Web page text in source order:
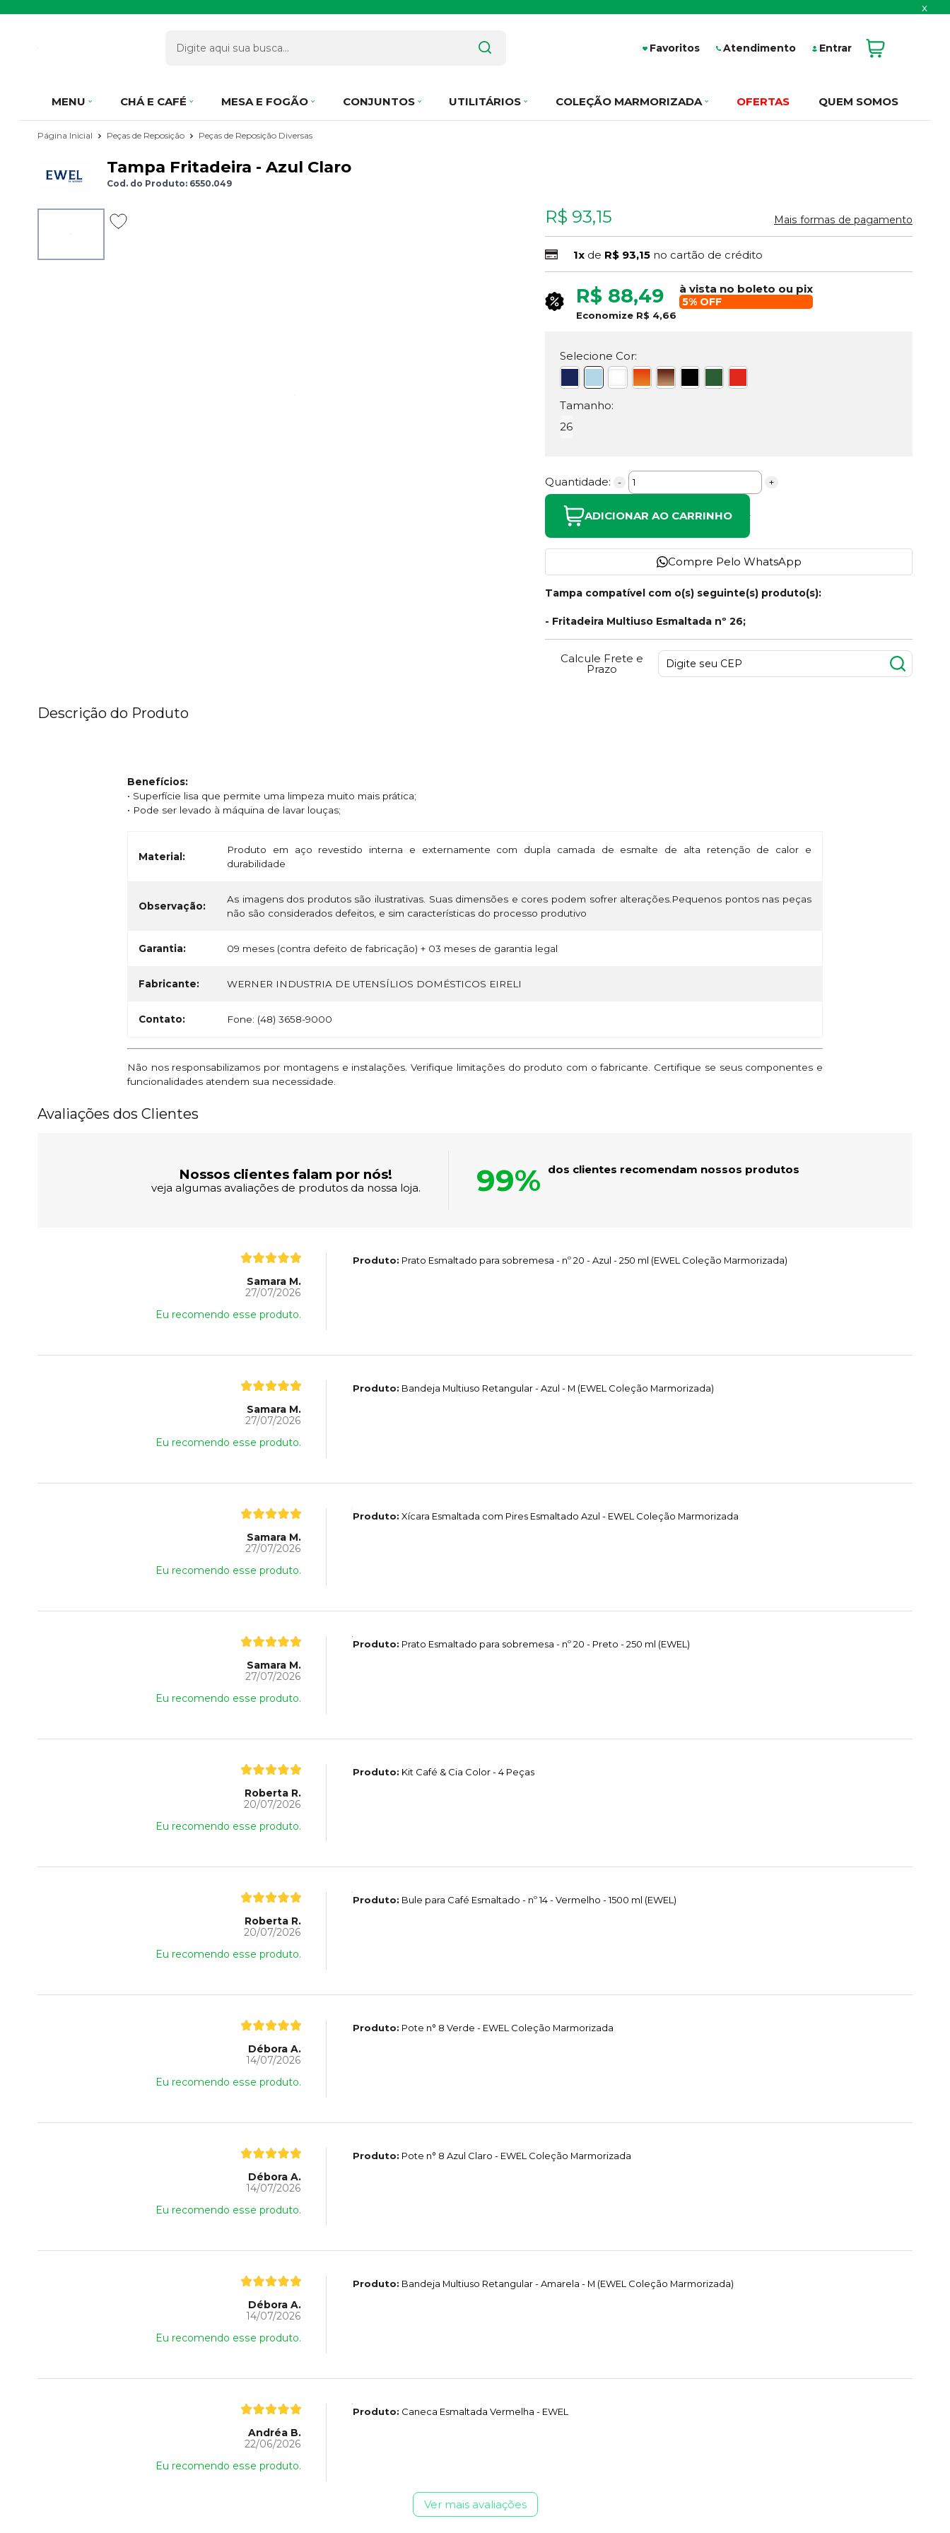
x
Favoritos Atendimento Entrar
MENU CHÁ E CAFÉ MESA E FOGÃO CONJUNTOS UTILITÁRIOS COLEÇÃO MARMORIZADA OFERTAS QUEM SOMOS
Página Inicial Peças de Reposição Peças de Reposição Diversas
Tampa Fritadeira - Azul Claro
Cod. do Produto: 6550.049
R$ 93,15 Mais formas de pagamento
1x de R$ 93,15 no cartão de crédito
R$ 88,49 à vista no boleto ou pix
5% OFF
Economize R$ 4,66
Selecione Cor:
Tamanho:
26
Quantidade: - +
ADICIONAR AO CARRINHO
Compre Pelo WhatsApp
Tampa compatível com o(s) seguinte(s) produto(s):
- Fritadeira Multiuso Esmaltada nº 26;
Calcule Frete e
Prazo
Descrição do Produto
Benefícios:
• Superfície lisa que permite uma limpeza muito mais prática;
• Pode ser levado à máquina de lavar louças;
Material:
Produto em aço revestido interna e externamente com dupla camada de esmalte de alta retenção de calor e
durabilidade
Observação:
As imagens dos produtos são ilustrativas. Suas dimensões e cores podem sofrer alterações.Pequenos pontos nas peças
não são considerados defeitos, e sim características do processo produtivo
Garantia: 09 meses (contra defeito de fabricação) + 03 meses de garantia legal
Fabricante: WERNER INDUSTRIA DE UTENSÍLIOS DOMÉSTICOS EIRELI
Contato: Fone: (48) 3658-9000
Não nos responsabilizamos por montagens e instalações. Verifique limitações do produto com o fabricante. Certifique se seus componentes e
funcionalidades atendem sua necessidade.
Avaliações dos Clientes
Nossos clientes falam por nós!
veja algumas avaliações de produtos da nossa loja. 99% dos clientes recomendam nossos produtos
Samara M.
27/07/2026
Eu recomendo esse produto.
Produto: Prato Esmaltado para sobremesa - nº 20 - Azul - 250 ml (EWEL Coleção Marmorizada)
Samara M.
27/07/2026
Eu recomendo esse produto.
Produto: Bandeja Multiuso Retangular - Azul - M (EWEL Coleção Marmorizada)
Samara M.
27/07/2026
Eu recomendo esse produto.
Produto: Xícara Esmaltada com Pires Esmaltado Azul - EWEL Coleção Marmorizada
Samara M.
27/07/2026
Eu recomendo esse produto.
Produto: Prato Esmaltado para sobremesa - nº 20 - Preto - 250 ml (EWEL)
Roberta R.
20/07/2026
Eu recomendo esse produto.
Produto: Kit Café & Cia Color - 4 Peças
Roberta R.
20/07/2026
Eu recomendo esse produto.
Produto: Bule para Café Esmaltado - nº 14 - Vermelho - 1500 ml (EWEL)
Débora A.
14/07/2026
Eu recomendo esse produto.
Produto: Pote n° 8 Verde - EWEL Coleção Marmorizada
Débora A.
14/07/2026
Eu recomendo esse produto.
Produto: Pote n° 8 Azul Claro - EWEL Coleção Marmorizada
Débora A.
14/07/2026
Eu recomendo esse produto.
Produto: Bandeja Multiuso Retangular - Amarela - M (EWEL Coleção Marmorizada)
Andréa B.
22/06/2026
Eu recomendo esse produto.
Produto: Caneca Esmaltada Vermelha - EWEL
Ver mais avaliações